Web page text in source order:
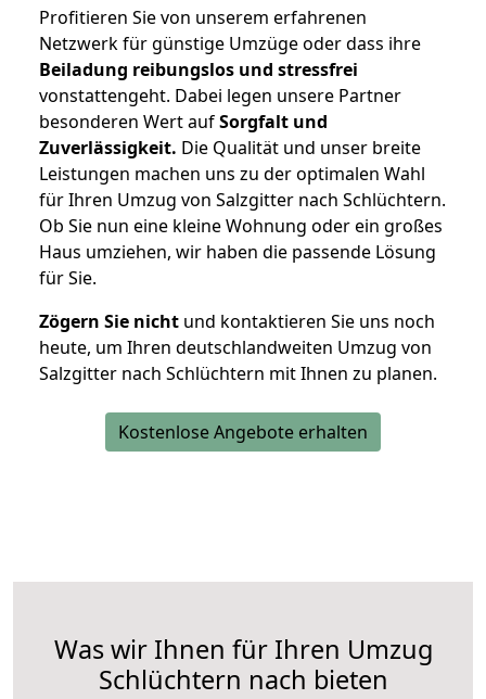
Profitieren Sie von unserem erfahrenen
Netzwerk für günstige Umzüge oder dass ihre
Beiladung reibungslos und stressfrei
vonstattengeht. Dabei legen unsere Partner
besonderen Wert aufSorgfalt und
Zuverlässigkeit. Die Qualität und unser breite
Leistungen machen uns zu der optimalen Wahl
für Ihren Umzug von Salzgitter nach Schlüchtern.
Ob Sie nun eine kleine Wohnung oder ein großes
Haus umziehen, wir haben die passende Lösung
für Sie.
Zögern Sie nicht und kontaktieren Sie uns noch
heute, um Ihren deutschlandweiten Umzug von
Salzgitter nach Schlüchtern mit Ihnen zu planen.
Kostenlose Angebote erhalten
Was wir Ihnen für Ihren Umzug
Schlüchtern nach bieten